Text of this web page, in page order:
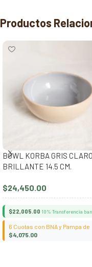
Productos
BOWL KORBA GRIS CLARO
BRILLANTE 14.5 CM.
$24,450.00
$22,005.00 10% Transferencia
6 Cuotas con BNA y Pampa de
$4,075.00